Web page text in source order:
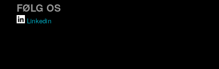
FØLG OS
Linkedin